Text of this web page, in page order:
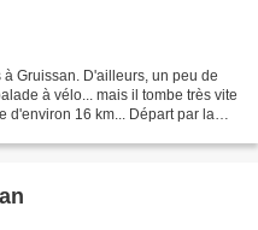
Gruissan. D'ailleurs, un peu de
à vélo... mais il tombe très vite
d'environ 16 km... Départ par la